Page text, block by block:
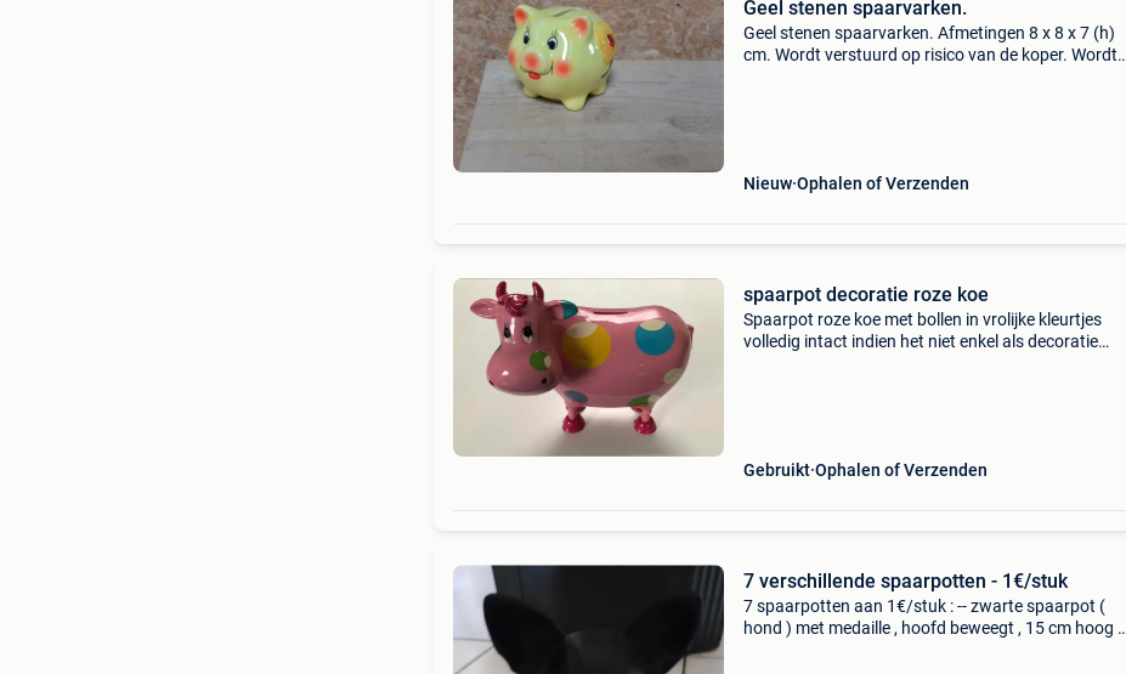
Geel stenen spaarvarken.
Geel stenen spaarvarken. Afmetingen 8 x 8 x 7 (h)
cm. Wordt verstuurd op risico van de koper. Wordt
Nieuw Ophalen of Verzenden
spaarpot decoratie roze koe
Spaarpot roze koe met bollen in vrolijke kleurtjes
volledig intact indien het niet enkel als decoratie
Gebruikt Ophalen of Verzenden
7 verschillende spaarpotten - 1€/stuk
7 spaarpotten aan 1€/stuk : -- zwarte spaarpot (
hond ) met medaille , hoofd beweegt , 15 cm hoog ,